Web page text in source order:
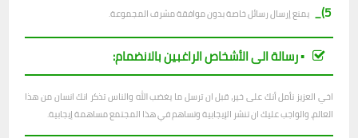
5)_ يمنع إرسال رسائل خاصة بدون موافقة مشرف المجموعة.
▪︎ رسالة الى الأشخاص الراغبين بالانضمام:
اخي العزيز نأمل أنك على خير، قبل ان ترسل ما يغضب الله والناس تذكر انك انسان من هذا
العالم، والواجب عليك ان تنشر الإيجابية وتساهم في هذا المجتمع مساهمة إيجابية.